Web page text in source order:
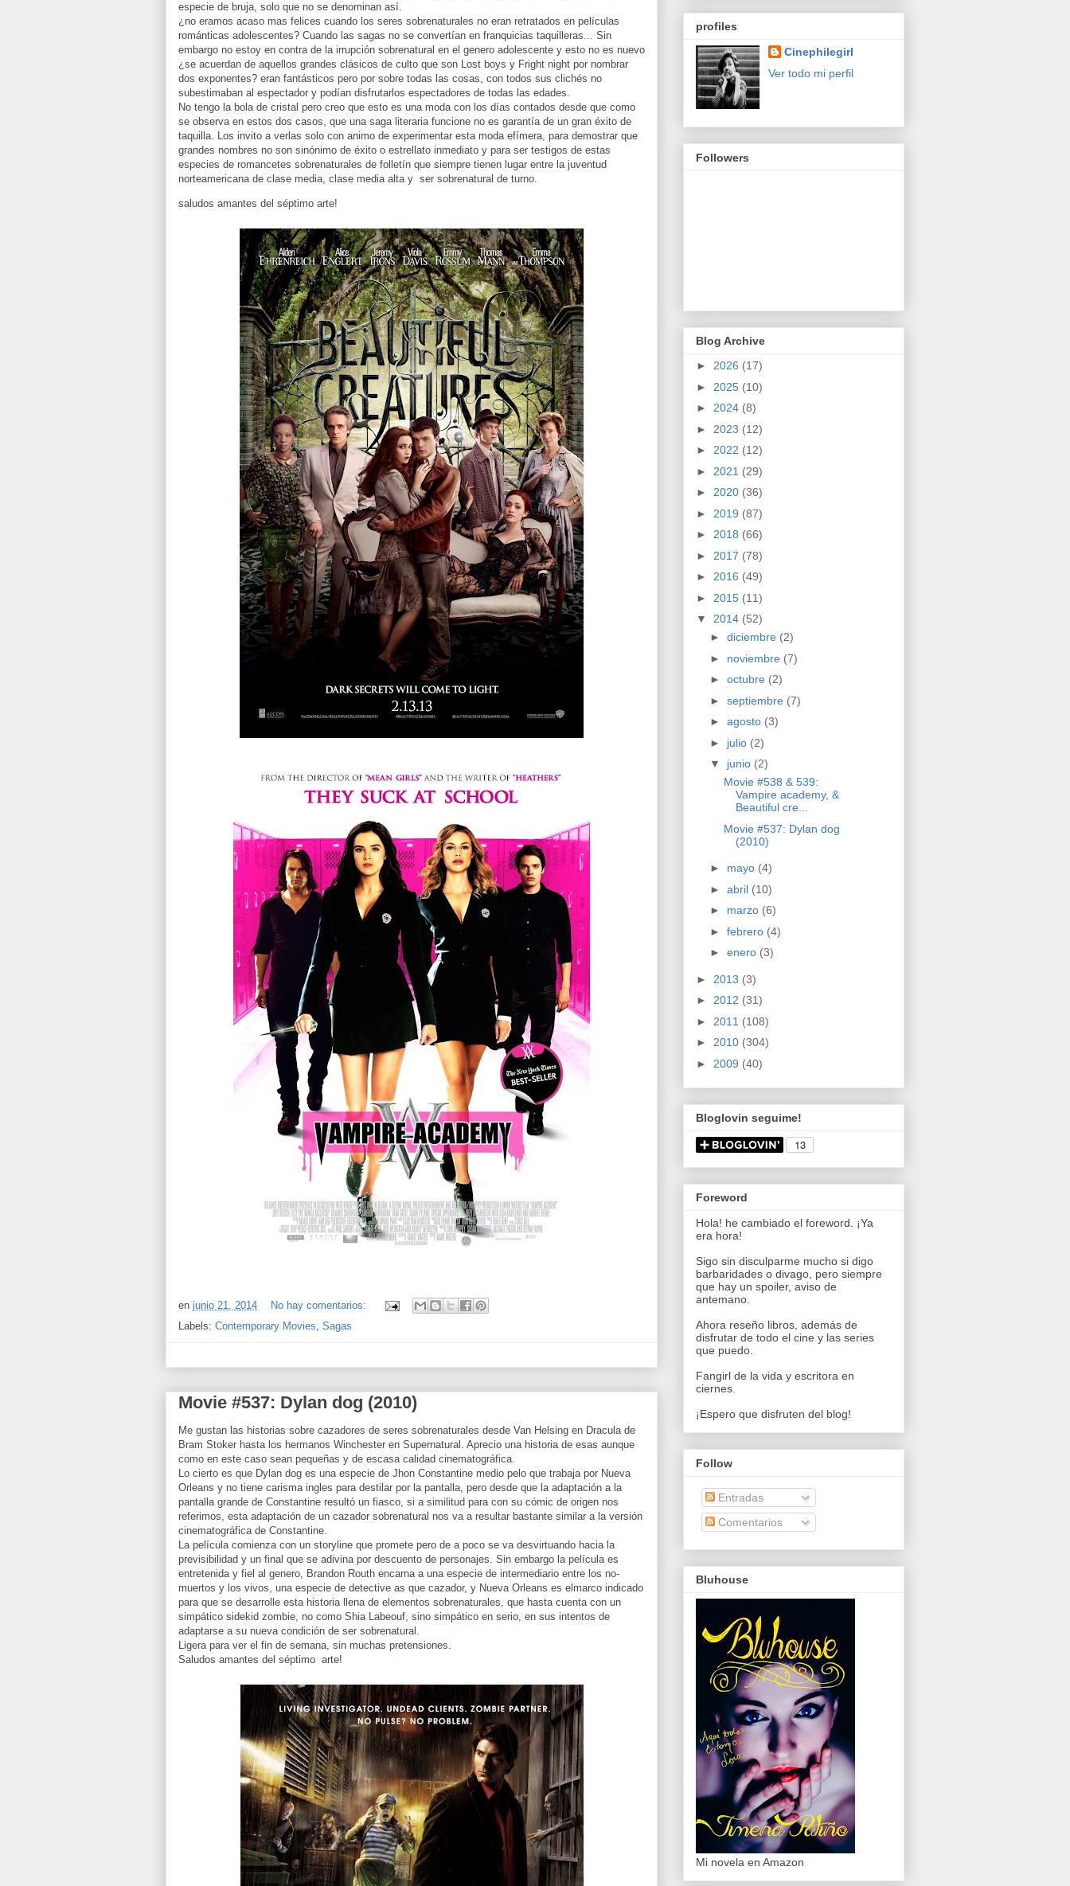
especie de bruja, solo que no se denominan así.
¿no eramos acaso mas felices cuando los seres sobrenaturales no eran retratados en películas
románticas adolescentes? Cuando las sagas no se convertían en franquicias taquilleras... Sin
embargo no estoy en contra de la irrupción sobrenatural en el genero adolescente y esto no es nuevo
¿se acuerdan de aquellos grandes clásicos de culto que son Lost boys y Fright night por nombrar
dos exponentes? eran fantásticos pero por sobre todas las cosas, con todos sus clichés no
subestimaban al espectador y podían disfrutarlos espectadores de todas las edades.
No tengo la bola de cristal pero creo que esto es una moda con los días contados desde que como
se observa en estos dos casos, que una saga literaria funcione no es garantía de un gran éxito de
taquilla. Los invito a verlas solo con animo de experimentar esta moda efímera, para demostrar que
grandes nombres no son sinónimo de éxito o estrellato inmediato y para ser testigos de estas
especies de romancetes sobrenaturales de folletín que siempre tienen lugar entre la juventud
norteamericana de clase media, clase media alta y ser sobrenatural de turno.
saludos amantes del séptimo arte!
en junio 21, 2014
No hay comentarios:
Labels: Contemporary Movies, Sagas
Movie #537: Dylan dog (2010)
Me gustan las historias sobre cazadores de seres sobrenaturales desde Van Helsing en Dracula de
Bram Stoker hasta los hermanos Winchester en Supernatural. Aprecio una historia de esas aunque
como en este caso sean pequeñas y de escasa calidad cinematográfica.
Lo cierto es que Dylan dog es una especie de Jhon Constantine medio pelo que trabaja por Nueva
Orleans y no tiene carisma ingles para destilar por la pantalla, pero desde que la adaptación a la
pantalla grande de Constantine resultó un fiasco, si a similitud para con su cómic de origen nos
referimos, esta adaptación de un cazador sobrenatural nos va a resultar bastante similar a la versión
cinematográfica de Constantine.
La película comienza con un storyline que promete pero de a poco se va desvirtuando hacia la
previsibilidad y un final que se adivina por descuento de personajes. Sin embargo la película es
entretenida y fiel al genero, Brandon Routh encarna a una especie de intermediario entre los no-
muertos y los vivos, una especie de detective as que cazador, y Nueva Orleans es elmarco indicado
para que se desarrolle esta historia llena de elementos sobrenaturales, que hasta cuenta con un
simpático sidekid zombie, no como Shia Labeouf, sino simpático en serio, en sus intentos de
adaptarse a su nueva condición de ser sobrenatural.
Ligera para ver el fin de semana, sin muchas pretensiones.
Saludos amantes del séptimo arte!
profiles
Cinephilegirl
Ver todo mi perfil
Followers
Blog Archive
► 2026 (17)
► 2025 (10)
► 2024 (8)
► 2023 (12)
► 2022 (12)
► 2021 (29)
► 2020 (36)
► 2019 (87)
► 2018 (66)
► 2017 (78)
► 2016 (49)
► 2015 (11)
▼ 2014 (52)
► diciembre (2)
► noviembre (7)
► octubre (2)
► septiembre (7)
► agosto (3)
► julio (2)
▼ junio (2)
Movie #538 & 539:
Vampire academy, &
Beautiful cre...
Movie #537: Dylan dog
(2010)
► mayo (4)
► abril (10)
► marzo (6)
► febrero (4)
► enero (3)
► 2013 (3)
► 2012 (31)
► 2011 (108)
► 2010 (304)
► 2009 (40)
Bloglovin seguime!
Foreword
Hola! he cambiado el foreword. ¡Ya
era hora!
Sigo sin disculparme mucho si digo
barbaridades o divago, pero siempre
que hay un spoiler, aviso de
antemano.
Ahora reseño libros, además de
disfrutar de todo el cine y las series
que puedo.
Fangirl de la vida y escritora en
ciernes.
¡Espero que disfruten del blog!
Follow
Entradas
Comentarios
Bluhouse
Mi novela en Amazon